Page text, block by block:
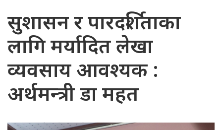
सुशासन र पारदर्शिताका
लागि मर्यादित लेखा
व्यवसाय आवश्यक :
अर्थमन्त्री डा महत